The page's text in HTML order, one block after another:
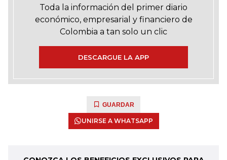
Toda la información del primer diario
económico, empresarial y financiero de
Colombia a tan solo un clic
DESCARGUE LA APP
GUARDAR
UNIRSE A WHATSAPP